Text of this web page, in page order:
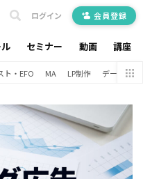
セミナー 動画 講座
ログイン 会員登録
ト・EFO MA LP制作 データ分析